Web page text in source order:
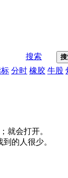
搜索
分时 橡胶 牛股
就会打开。
的人很少。